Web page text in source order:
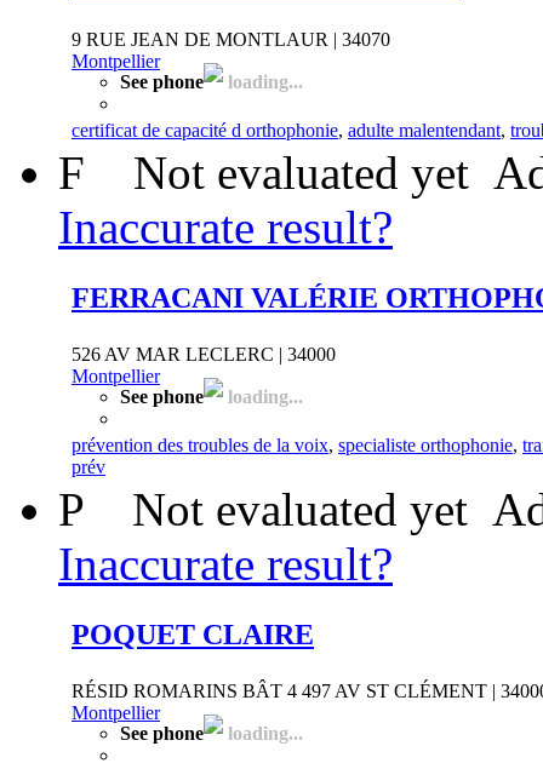
9 RUE JEAN DE MONTLAUR | 34070
Montpellier
See phone
loading...
certificat de capacité d orthophonie, adulte malentendant,
F Not evaluated yet
Inaccurate result?
FERRACANI VALÉRIE
526 AV MAR LECLERC | 34000
Montpellier
See phone
loading...
prévention des troubles de la voix, specialiste orthophonie,
prév
P Not evaluated yet
Inaccurate result?
POQUET CLAIRE
RÉSID ROMARINS BÂT 4 497 AV ST CLÉMENT |
Montpellier
See phone
loading...